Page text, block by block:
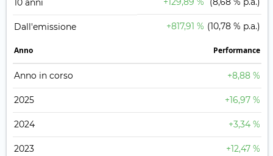
10 anni
Dall'emissione +817,91 % (10,78 % p.a.)
Anno Performance
Anno in corso +8,88 %
2025 +16,97 %
2024 +3,34 %
2023 +12,47 %